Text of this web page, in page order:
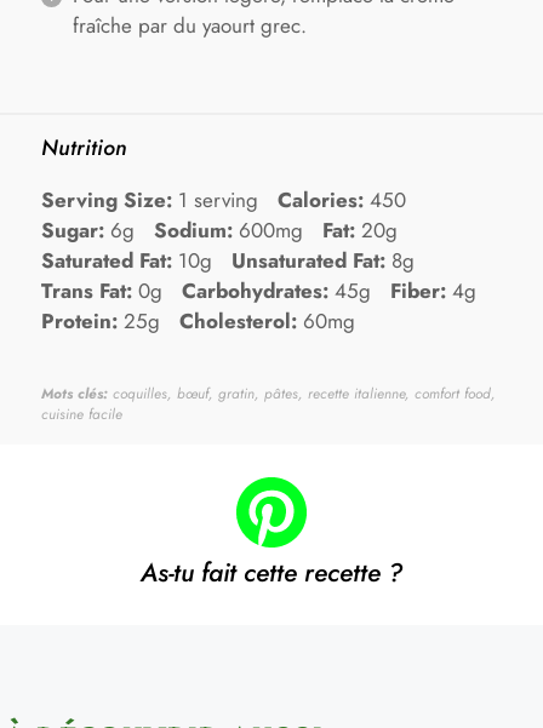
fraîche par du yaourt grec.
Nutrition
Serving Size: 1 serving Calories: 450
Sugar: 6g Sodium: 600mg Fat: 20g
Saturated Fat: 10g Unsaturated Fat: 8g
Trans Fat: 0g Carbohydrates: 45g Fiber: 4g
Protein: 25g Cholesterol: 60mg
Mots clés: coquilles, bœuf, gratin, pâtes, recette italienne, comfort food,
cuisine facile
As-tu fait cette recette ?